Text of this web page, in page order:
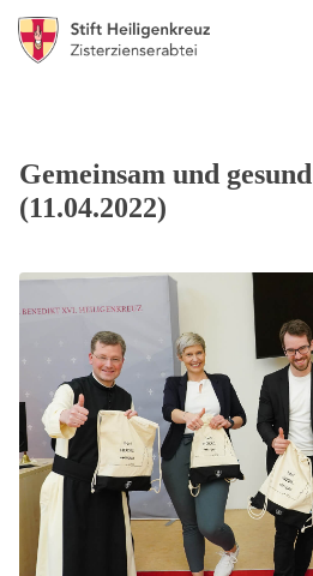
Gemeinsam und
(11.04.2022)